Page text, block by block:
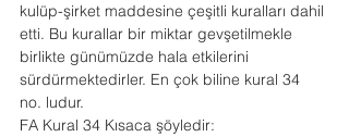
kulüp-şirket maddesine çeşitli kuralları dahil
etti. Bu kurallar bir miktar gevşetilmekle
birlikte günümüzde hala etkilerini
sürdürmektedirler. En çok biline kural 34
no. ludur.
FA Kural 34 Kısaca şöyledir: